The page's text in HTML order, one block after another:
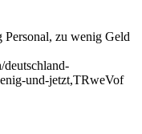
zu wenig Geld
und-jetzt,TRweVof